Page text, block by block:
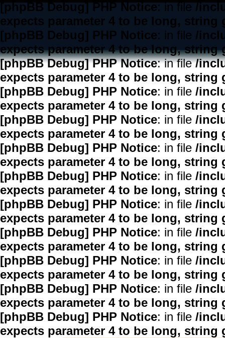
[phpBB Debug] PHP Notice: in file/
expects parameter 4 to be long, string
[phpBB Debug] PHP Notice: in file /
expects parameter 4 to be long, string
[phpBB Debug] PHP Notice: in file/
expects parameter 4 to be long, string
[phpBB Debug] PHP Notice: in file /
expects parameter 4 to be long, string
[phpBB Debug] PHP Notice: in file /
expects parameter 4 to be long, string
[phpBB Debug] PHP Notice: in file /
expects parameter 4 to be long, string
[phpBB Debug] PHP Notice: in file /
expects parameter 4 to be long, string
[phpBB Debug] PHP Notice: in file /
expects parameter 4 to be long, string
[phpBB Debug] PHP Notice: in file /
expects parameter 4 to be long, string
[phpBB Debug] PHP Notice: in file /
expects parameter 4 to be long, string
[phpBB Debug] PHP Notice: in file /
expects parameter 4 to be long, string
[phpBB Debug] PHP Notice: in file /
expects parameter 4 to be long, string